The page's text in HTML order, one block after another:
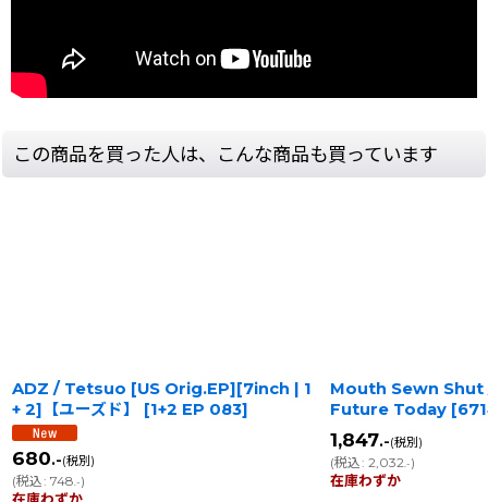
この商品を買った人は、こんな商品も買っています
ADZ / Tetsuo [US Orig.EP][7inch | 1
+ 2]【ユーズド】
[1+2 EP 083]
680.-(税別)
(税込: 748 .-)
Mouth Sewn
Future Today [
1,847.-(税別)
(税込: 2,032 .-)
在庫わずか